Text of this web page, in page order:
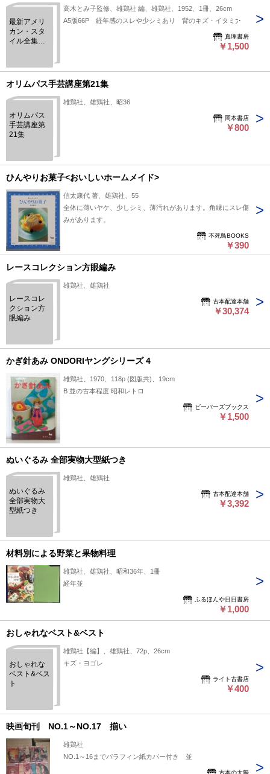
最新アメリ
カン・スタ
イル全集
1952年子供
篇
高木とみ子監修、雄鶏社 編、雄鶏社、1952、1冊、26cm
A5版66P 経年感のスレや少シミあり 背のキズ・イタミ大
真理書房
￥1,500
オリムパス手芸講座第21集
オリムパス
手芸講座第
21集
雄鶏社、雄鶏社、昭36
岡本書店
￥800
ひんやりお菓子<おいしいホームメイド>
信太康代 著、雄鶏社、55
全体に薄いヤケ、少しシミ、薄汚れがあります。角縁にスレ傷
みがあります。
不死鳥BOOKS
￥390
レースコレクション方眼編み
レースコレ
クション方
眼編み
雄鶏社、雄鶏社
古本配達本舗
￥30,374
かぎ針あみ ONDORIヤングシリーズ 4
雄鶏社、1970、118p (図版共)、19cm
B 並の古本程度 昭和レトロ
ビーバーズブックス
￥1,500
ぬいぐるみ 全部実物大型紙つき
ぬいぐるみ
全部実物大
型紙つき
雄鶏社、雄鶏社
古本配達本舗
￥3,392
材料別による野菜と果物料理
雄鶏社、雄鶏社、昭和36年、1冊
経年並
ふるほんや日日書房
￥1,000
おしゃれなベスト&ベスト
おしゃれな
ベスト&ベス
ト
雄鶏社【編】、雄鶏社、72p、26cm
キズ・ヨゴレ
ライト古書店
￥400
映画旬刊 NO.1～NO.17 揃い
雄鶏社
NO.1～16までパラフィン紙カバー付き 並
古本の太陽